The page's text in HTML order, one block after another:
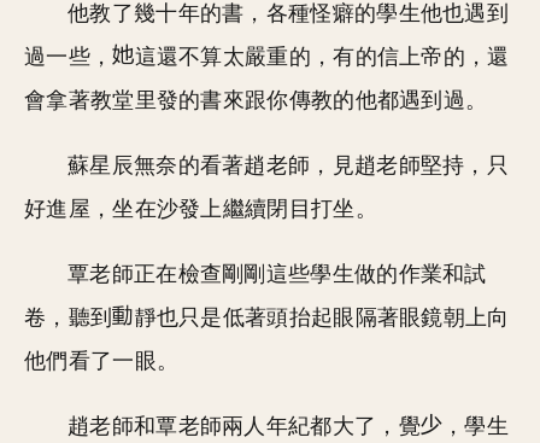
他教了幾十年的書，各種怪癖的學生他也遇到
過一些，
這還不算太嚴重的，有的信上帝的，還
會拿著教堂里發的書來跟你傳教的他都遇到過。
蘇星辰無奈的看著趙老師，見趙老師堅持，只
好進屋，坐在沙發上繼續閉目打坐。
覃老師正在檢查剛剛這些學生做的作業和試
卷，聽到
靜也只是低著頭抬起眼隔著眼鏡朝上向
他們看了一眼。
趙老師和覃老師兩人年紀都大了，覺
，學生